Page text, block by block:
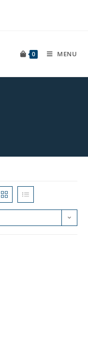
0 MENU